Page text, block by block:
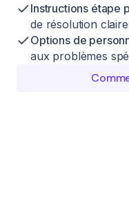
Instructions étape
de résolution
Options de
aux problèmes